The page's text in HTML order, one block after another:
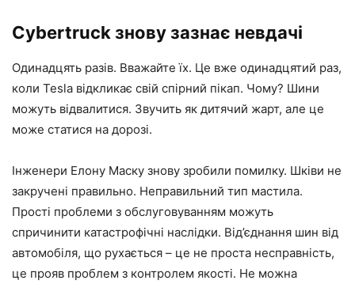
Cybertruck знову зазнає невдачі
Одинадцять разів. Вважайте їх. Це вже одинадцятий раз,
коли Tesla відкликає свій спірний пікап. Чому? Шини
можуть відвалитися. Звучить як дитячий жарт, але це
може статися на дорозі.
Інженери Елону Маску знову зробили помилку. Шківи не
закручені правильно. Неправильний тип мастила.
Прості проблеми з обслуговуванням можуть
спричинити катастрофічні наслідки. Від’єднання шин від
автомобіля, що рухається – це не проста несправність,
це прояв проблем з контролем якості. Не можна